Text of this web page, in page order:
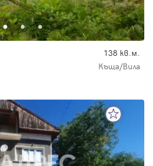
138 кв.м.
Къща/Вила